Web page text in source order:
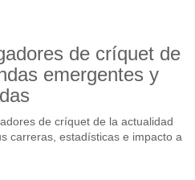
de críquet de
emergentes y
de críquet de la actualidad
carreras, estadísticas e impacto a